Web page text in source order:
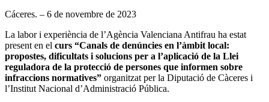
Cáceres. – 6 de novembre de 2023
La labor i experiència de l’Agència Valenciana Antifrau ha estat
present en el curs “Canals de denúncies en l’àmbit local:
propostes, dificultats i solucions per a l’aplicació de la Llei
reguladora de la protecció de persones que informen sobre
infraccions normatives” organitzat per la Diputació de Càceres i
l’Institut Nacional d’Administració Pública.